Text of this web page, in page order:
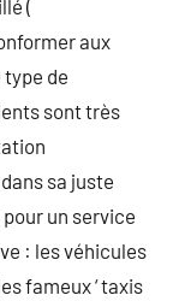
(
aux
type de
sont très
sa juste
un service
: les véhicules
fameux ‘ taxis